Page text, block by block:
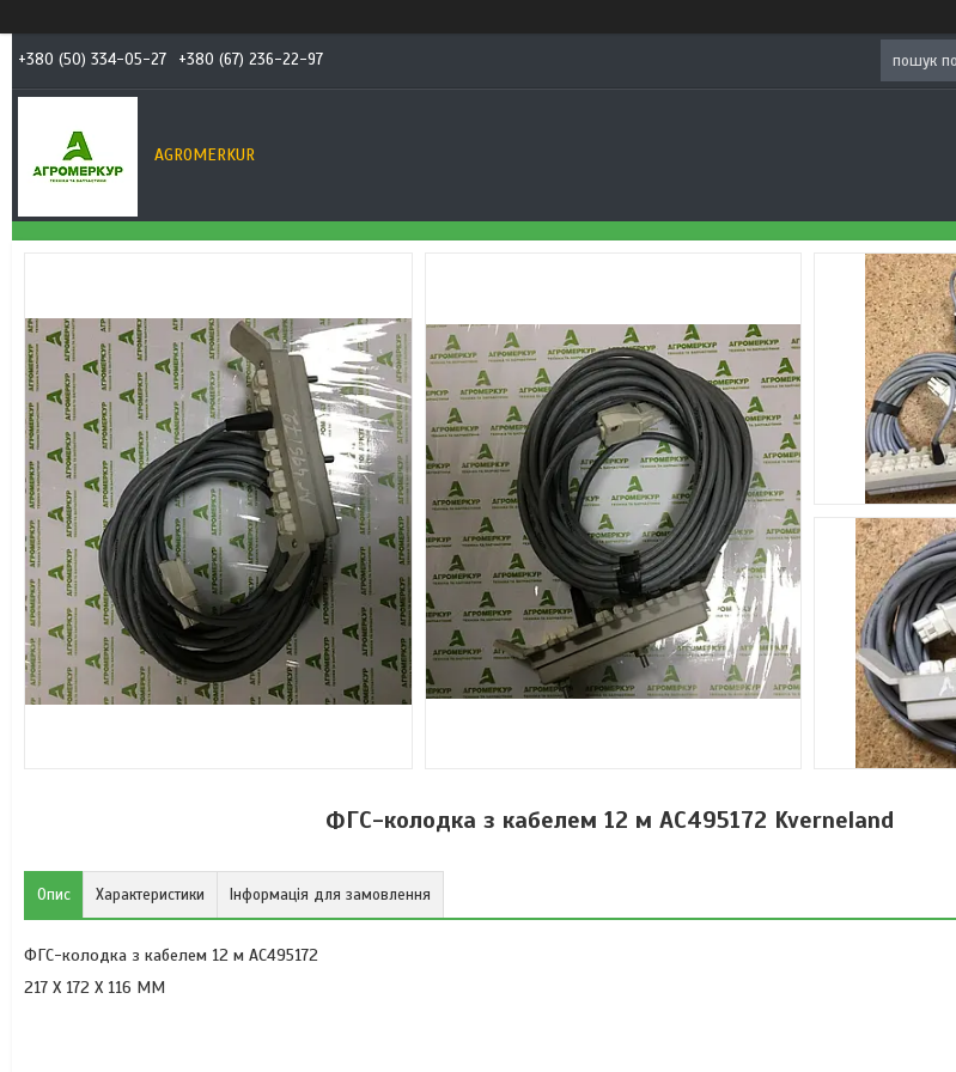
+380 (50) 334-05-27 +380 (67) 236-22-97
AGROMERKUR
ФГС-колодка з кабелем 12 м AC495172 Kverneland
Опис Характеристики Інформація для замовлення
ФГС-колодка з кабелем 12 м AC495172
217 X 172 X 116 MM